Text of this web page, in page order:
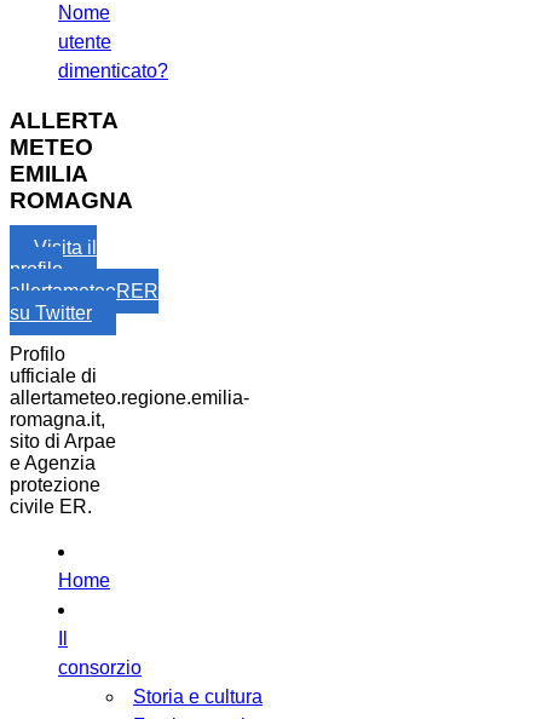
Nome
utente
dimenticato?
ALLERTA
METEO
EMILIA
ROMAGNA
Visita il
profilo
allertameteoRER
su Twitter
Profilo
ufficiale di
allertameteo.regione.emilia-
romagna.it,
sito di Arpae
e Agenzia
protezione
civile ER.
Home
consorzio
Storia e cultura